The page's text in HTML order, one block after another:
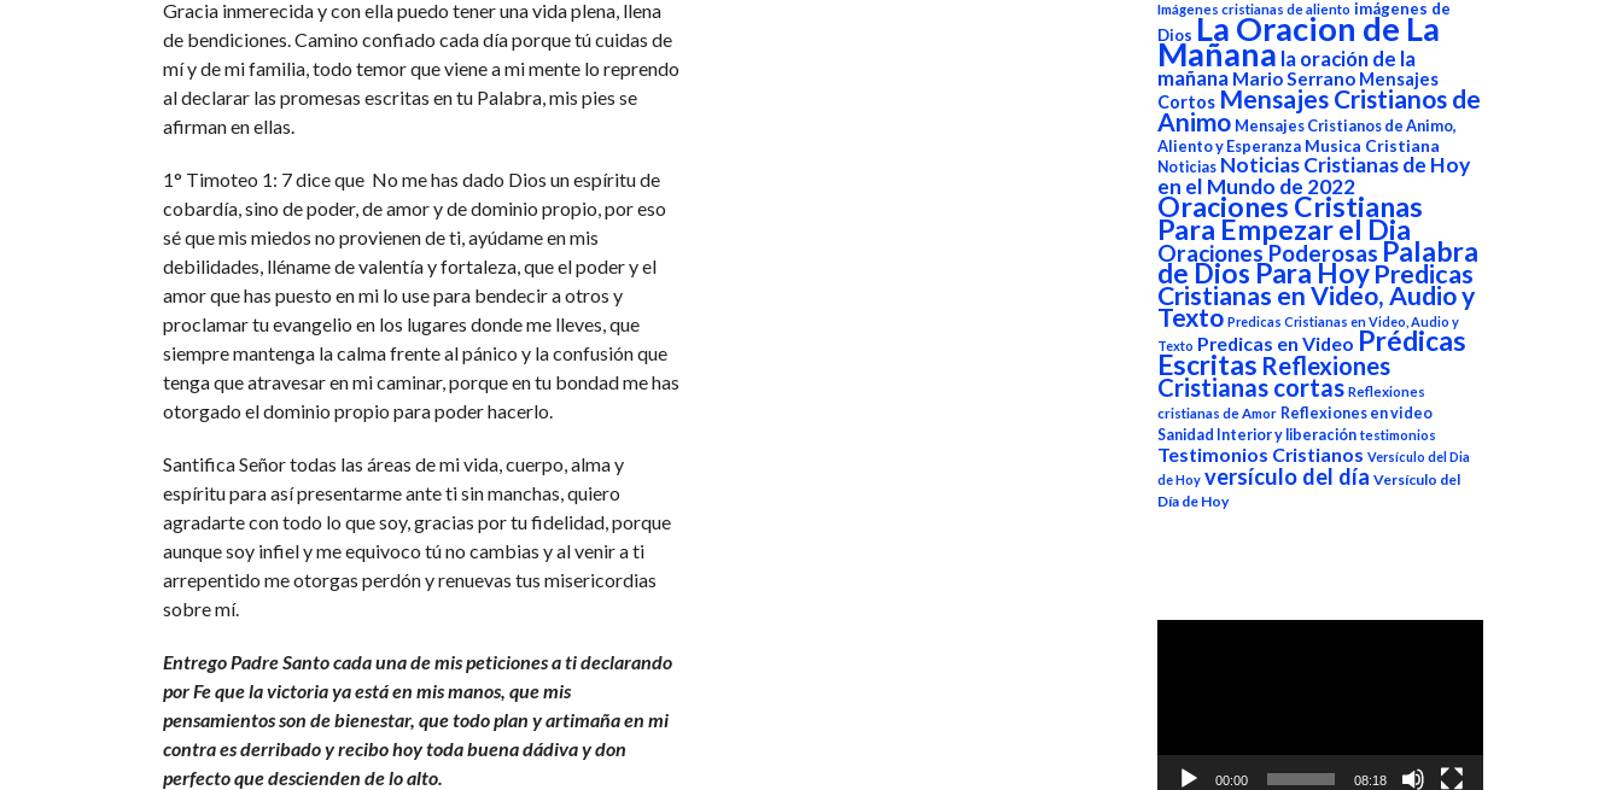
Gracia inmerecida y con ella puedo tener una vida plena, llena
de bendiciones. Camino confiado cada día porque tú cuidas de
mí y de mi familia, todo temor que viene a mi mente lo reprendo
al declarar las promesas escritas en tu Palabra, mis pies se
afirman en ellas.
1° Timoteo 1: 7 dice que No me has dado Dios un espíritu de
cobardía, sino de poder, de amor y de dominio propio, por eso
sé que mis miedos no provienen de ti, ayúdame en mis
debilidades, lléname de valentía y fortaleza, que el poder y el
amor que has puesto en mi lo use para bendecir a otros y
proclamar tu evangelio en los lugares donde me lleves, que
siempre mantenga la calma frente al pánico y la confusión que
tenga que atravesar en mi caminar, porque en tu bondad me has
otorgado el dominio propio para poder hacerlo.
Santifica Señor todas las áreas de mi vida, cuerpo, alma y
espíritu para así presentarme ante ti sin manchas, quiero
agradarte con todo lo que soy, gracias por tu fidelidad, porque
aunque soy infiel y me equivoco tú no cambias y al venir a ti
arrepentido me otorgas perdón y renuevas tus misericordias
sobre mí.
Entrego Padre Santo cada una de mis peticiones a ti declarando
por Fe que la victoria ya está en mis manos, que mis
pensamientos son de bienestar, que todo plan y artimaña en mi
contra es derribado y recibo hoy toda buena dádiva y don
perfecto que descienden de lo alto.
Imágenes cristianas de aliento imágenes de
Dios La Oracion de La
Mañana la oración de la
mañana Mario Serrano Mensajes
Cortos Mensajes Cristianos de
Animo Mensajes Cristianos de Animo,
Aliento y Esperanza Musica Cristiana
Noticias Noticias Cristianas de Hoy
en el Mundo de 2022
Oraciones Cristianas
Para Empezar el Dia
Oraciones Poderosas Palabra
de Dios Para HoyPredicas
Cristianas en Video, Audio y
Texto Predicas Cristianas en Video, Audio y
Texto Predicas en Video Prédicas
Escritas Reflexiones
Cristianas cortas Reflexiones
cristianas de Amor Reflexiones en video
Sanidad Interior y liberación testimonios
Testimonios Cristianos Versículo del Dia
de Hoy versículo del día Versículo del
Día de Hoy
Reproductor
00:00 08:18